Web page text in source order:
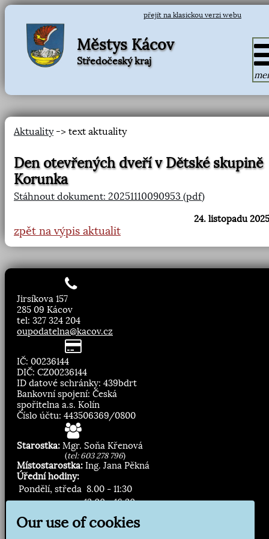
přejít na klasickou verzi webu
Městys Kácov
Středočeský kraj
Aktuality-> text aktuality
Den otevřených dveří v Dětské skupině
Korunka
Stáhnout dokument: 20251110090953 (pdf)
24. listopadu
zpět na výpis aktualit
Jirsíkova 157
285 09 Kácov
tel: 327 324 204
oupodatelna@kacov.cz
IČ: 00236144
DIČ: CZ00236144
ID datové schránky: 439bdrt
Bankovní spojení: Česká
spořitelna a.s. Kolín
Číslo účtu: 443506369/0800
Starostka: Mgr. Soňa Křenová
(tel: 603 278 796)
Místostarostka: Ing. Jana Pěkná
Úřední hodiny:
Pondělí, středa 8.00 - 11:30
13:00 - 16:30
Our use of cookies